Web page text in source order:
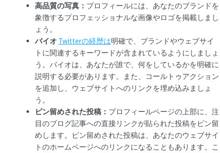
高品質の写真： プロフィールには、あなたのブランドを
象徴するプロフェッショナルな画像やロゴを掲載しまし
ょう。
バイオ Twitterの経歴は明確で、ブランドやウェブサイ
トに関連するキーワードが含まれているようにしましょ
う。バイオは、あなたが誰で、何をしているかを明確に
説明する必要があります。また、コールトゥアクション
を追加し、ウェブサイトへのリンクを埋め込みましょ
う。
ピン留めされた投稿： プロフィールページの上部に、注
目のブログ記事への直接リンクが貼られた投稿をピン留
めします。ピン留めされた投稿は、あなたのウェブサイ
トのホームページへのリンクになることもあります。こ